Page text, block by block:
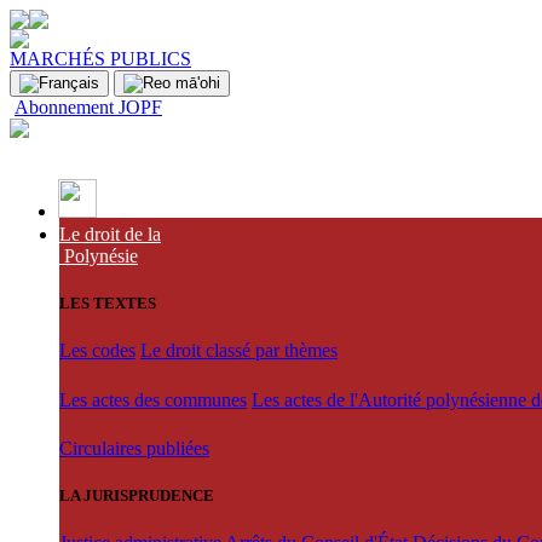
MARCHÉS PUBLICS
Abonnement JOPF
Le droit de la
Polynésie
LES TEXTES
Les codes Le droit classé par thèmes
Les actes des communes Les actes de l'Autorité polynésienne
Circulaires publiées
LA JURISPRUDENCE